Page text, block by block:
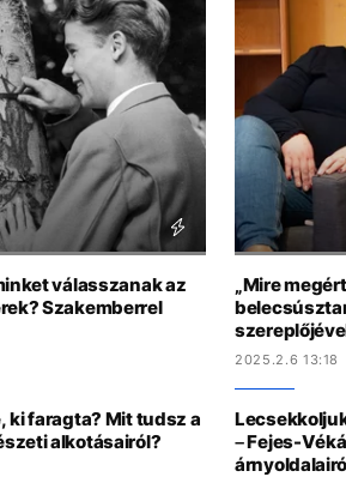
válasszanak az
Szakemberrel
ki faragta? Mit tudsz a
alkotásairól?
„Mire
2025.2.6 13:18
– Fejes-